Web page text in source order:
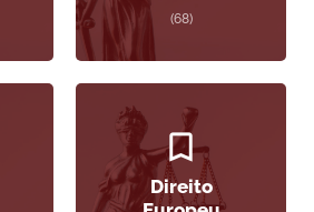
(68)
Direito